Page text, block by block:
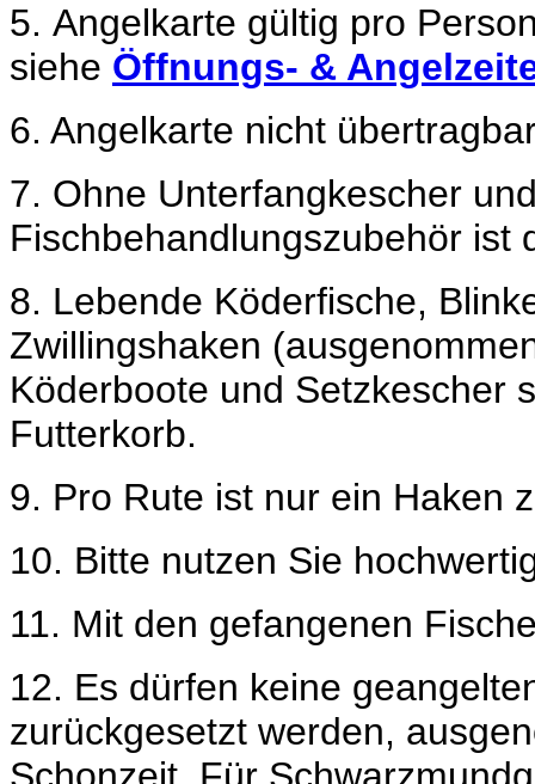
5. Angelkarte gültig pro
siehe Öffnungs- &
6. Angelkarte nicht
7. Ohne Unterfangkescher
Fischbehandlungszubehör ist
8. Lebende Köderfische,
Zwillingshaken
Köderboote und Setzkescher
Futterkorb.
9. Pro Rute ist nur ein Haken
10. Bitte nutzen Sie
11. Mit den gefangenen
12. Es dürfen keine
zurückgesetzt werden,